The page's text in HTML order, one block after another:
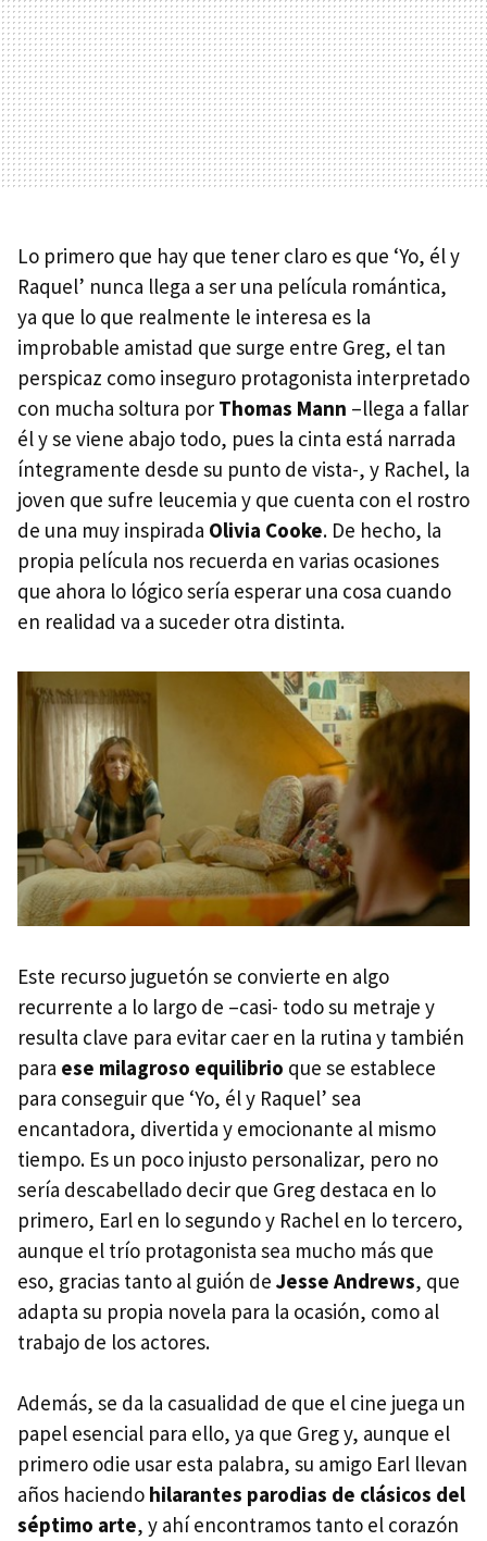
Lo primero que hay que tener claro es que ‘Yo, él y
Raquel’ nunca llega a ser una película romántica,
ya que lo que realmente le interesa es la
improbable amistad que surge entre Greg, el tan
perspicaz como inseguro protagonista interpretado
con mucha soltura por Thomas Mann –llega a fallar
él y se viene abajo todo, pues la cinta está narrada
íntegramente desde su punto de vista-, y Rachel, la
joven que sufre leucemia y que cuenta con el rostro
de una muy inspirada Olivia Cooke. De hecho, la
propia película nos recuerda en varias ocasiones
que ahora lo lógico sería esperar una cosa cuando
en realidad va a suceder otra distinta.
Este recurso juguetón se convierte en algo
recurrente a lo largo de –casi- todo su metraje y
resulta clave para evitar caer en la rutina y también
para ese milagroso equilibrio que se establece
para conseguir que ‘Yo, él y Raquel’ sea
encantadora, divertida y emocionante al mismo
tiempo. Es un poco injusto personalizar, pero no
sería descabellado decir que Greg destaca en lo
primero, Earl en lo segundo y Rachel en lo tercero,
aunque el trío protagonista sea mucho más que
eso, gracias tanto al guión de Jesse Andrews, que
adapta su propia novela para la ocasión, como al
trabajo de los actores.
Además, se da la casualidad de que el cine juega un
papel esencial para ello, ya que Greg y, aunque el
primero odie usar esta palabra, su amigo Earl llevan
años haciendo hilarantes parodias de clásicos del
séptimo arte, y ahí encontramos tanto el corazón